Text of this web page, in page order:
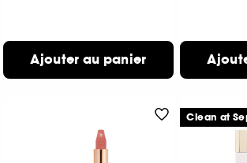
Ajouter au panier
Clean at